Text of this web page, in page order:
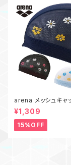
arena メッシュキャ
C55U お花 スイムキ
ミングキャップ 水泳
¥1,309
15%OFF